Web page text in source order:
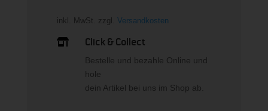
inkl. MwSt. zzgl. Versandkosten
 Click & Collect
Bestelle und bezahle Online und
hole
dein Artikel bei uns im Shop ab.